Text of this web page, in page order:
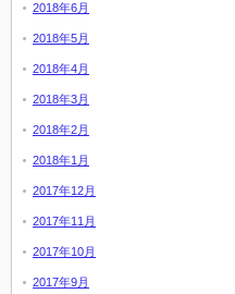
2018年6月
2018年5月
2018年4月
2018年3月
2018年2月
2018年1月
2017年12月
2017年11月
2017年10月
2017年9月